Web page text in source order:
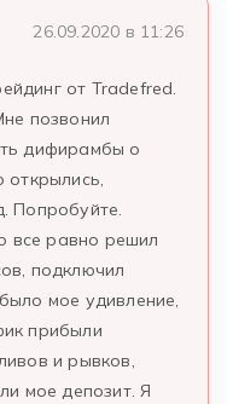
26.09.2020 в 11:26
от Tradefred.
позвонил
дифирамбы о
открылись,
Попробуйте.
все равно решил
подключил
мое удивление,
прибыли
и рывков,
мое депозит. Я